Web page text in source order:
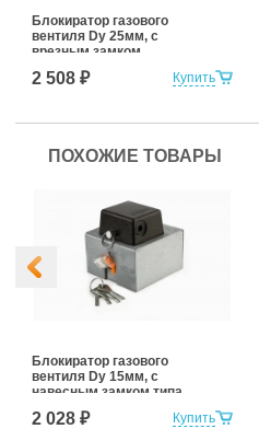
Купить
Блокиратор газового
вентиля Dy 25мм, с
врезным замком
2 508 ₽
ПОХОЖИЕ ТОВАРЫ
Купить
Блокиратор газового
вентиля Dy 15мм, с
навесным замком типа
«КРАБ»
2 028 ₽